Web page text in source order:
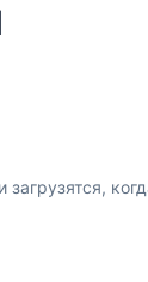
загрузятся,